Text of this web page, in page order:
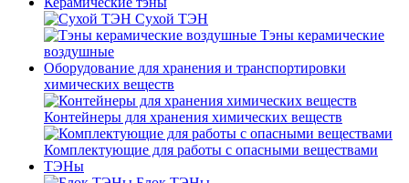
Сухой ТЭН
Тэны керамические
воздушные
Оборудование для хранения и транспортировки
химических веществ
Контейнеры для хранения химических веществ
Комплектующие для работы с опасными веществами
ТЭНы